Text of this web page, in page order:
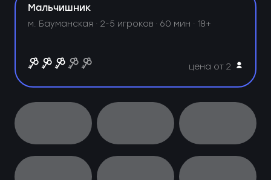
Мальчишник
м. Бауманская ·2-5 игроков · 60 мин · 18+
цена от 2